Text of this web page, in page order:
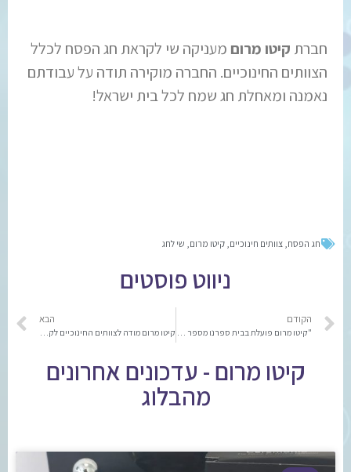
חברת קיטו מרום מעניקה שי לקראת חג הפסח לכלל
הצוותים החינוכיים. החברה מוקירה תודה על עבודתם
נאמנה ומאחלת חג שמח לכל בית ישראל!
חג הפסח צוותים חינוכיים קיטו מרום שי לחג
ניווט פוסטים
הקודם הבא
קיטו מרום - עדכונים אחרונים
מהבלוג